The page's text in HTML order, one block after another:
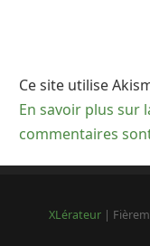
Ce site utilise
En savoir plus sur
commentaires
XLérateur |